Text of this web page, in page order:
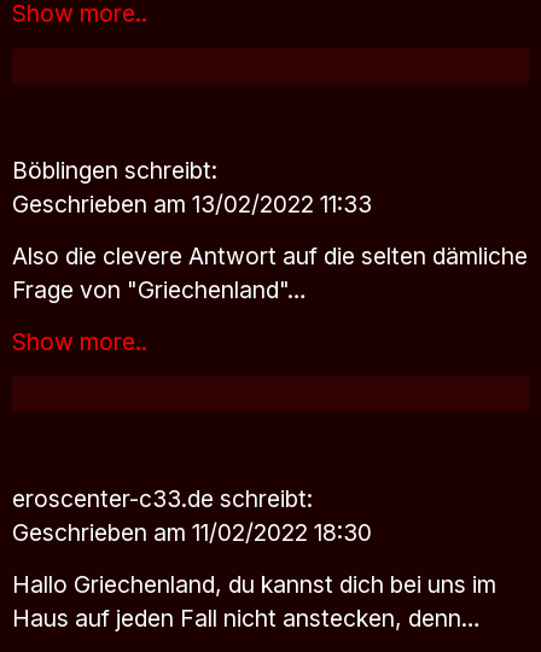
Show more..
Böblingen schreibt:
Geschrieben am 13/02/2022 11:33
Also die clevere Antwort auf die selten dämliche
Frage von "Griechenland"…
Show more..
eroscenter-c33.de schreibt:
Geschrieben am 11/02/2022 18:30
Hallo Griechenland, du kannst dich bei uns im
Haus auf jeden Fall nicht anstecken, denn…